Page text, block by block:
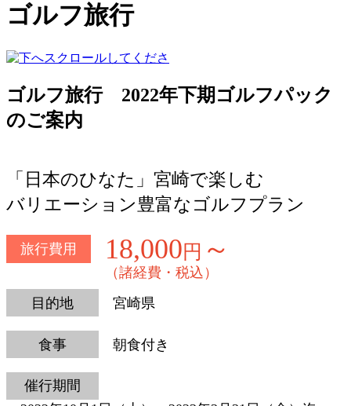
ゴルフ旅行
ゴルフ旅行
2022年下期ゴルフパック
のご案内
「日本のひなた」宮崎で楽しむ
バリエーション豊富なゴルフプラン
旅行費用 18,000円 ～
（諸経費・税込）
目的地
宮崎県
食事 朝食付き
催行期間